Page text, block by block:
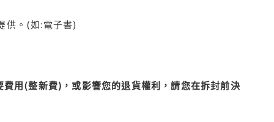
供。(如:電子書)
用(整新費)，或影響您的退貨權利，請您在拆封前決